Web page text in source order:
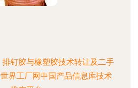
钉胶与橡塑胶技术转让及二手
界工厂网中国产品信息库技术